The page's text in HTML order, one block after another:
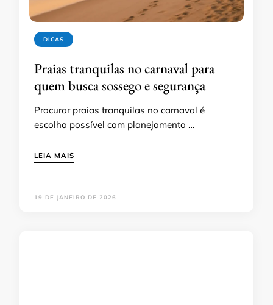
DICAS
Praias tranquilas no carnaval para
quem busca sossego e segurança
Procurar praias tranquilas no carnaval é
escolha possível com planejamento …
LEIA MAIS
19 DE JANEIRO DE 2026